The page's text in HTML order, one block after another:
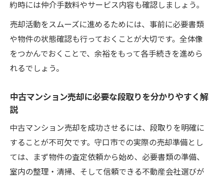
約時には仲介手数料やサービス内容も確認しましょう。
売却活動をスムーズに進めるためには、事前に必要書類
や物件の状態確認も行っておくことが大切です。全体像
をつかんでおくことで、余裕をもって各手続きを進めら
れるでしょう。
中古マンション売却に必要な段取りを分かりやすく解
説
中古マンション売却を成功させるには、段取りを明確に
することが不可欠です。守口市での実際の売却準備とし
ては、まず物件の査定依頼から始め、必要書類の準備、
室内の整理・清掃、そして信頼できる不動産会社選びが